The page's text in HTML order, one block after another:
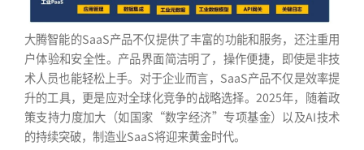
大腾智能的SaaS产品不仅提供了丰富的功能和服务，还注重用
户体验和安全性。产品界面简洁明了，操作便捷，即使是非技
术人员也能轻松上手。对于企业而言，SaaS产品不仅是效率提
升的工具，更是应对全球化竞争的战略选择。2025年，随着政
策支持力度加大（如国家“数字经济”专项基金）以及AI技术
的持续突破，制造业SaaS将迎来黄金时代。